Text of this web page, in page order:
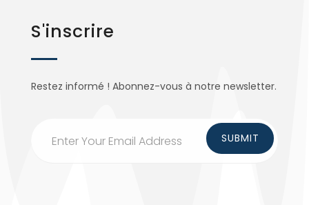
S'inscrire
Restez informé ! Abonnez-vous à notre newsletter.